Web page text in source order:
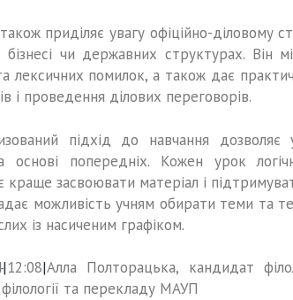
приділяє увагу офіційно-
чи державних структурах. Він
лексичних помилок, а також дає
і проведення ділових переговорів.
підхід до навчання
основі попередніх. Кожен урок
краще засвоювати матеріал і
можливість учням обирати теми та
із насиченим графіком.
|12:08|Алла Полторацька, кандидат
філології та перекладу МАУП